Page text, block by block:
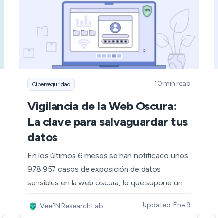
Ciberseguridad 10 min read
Vigilancia de la Web Oscura:
La clave para salvaguardar tus
datos
En los últimos 6 meses se han notificado unos
978.957 casos de exposición de datos
sensibles en la web oscura, lo que supone un
primer semestre de 2024. Debido a su
VeePN Research Lab Updated: Ene 9